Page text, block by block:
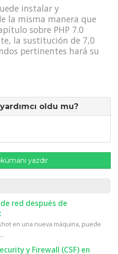
instalar y
la misma manera que
sobre PHP 7.0
la sustitución de 7,0
pertinentes hará su
oldu mu?
yazdır
red después de
en una nueva máquina, puede
y Firewall (CSF) en